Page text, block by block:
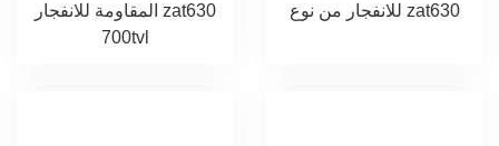
المقاومة للانفجار zat630
700tvl
للانفجار من نوع zat630